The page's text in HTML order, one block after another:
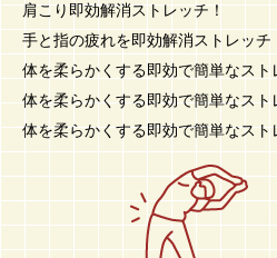
肩こり即効解消ストレッチ！
手と指の疲れを即効解消ストレッチ
体を柔らかくする即効で簡単なス
体を柔らかくする即効で簡単なス
体を柔らかくする即効で簡単なス